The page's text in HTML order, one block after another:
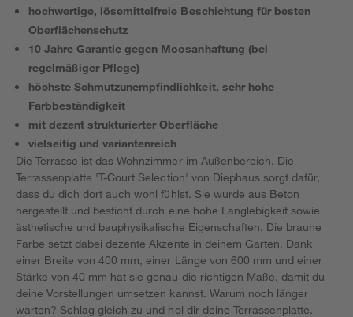
hochwertige, lösemittelfreie Beschichtung für besten
Oberflächenschutz
10 Jahre Garantie gegen Moosanhaftung (bei
regelmäßiger Pflege)
höchste Schmutzunempfindlichkeit, sehr hohe
Farbbeständigkeit
mit dezent strukturierter Oberfläche
vielseitig und variantenreich
Die Terrasse ist das Wohnzimmer im Außenbereich. Die
Terrassenplatte 'T-Court Selection' von Diephaus sorgt dafür,
dass du dich dort auch wohl fühlst. Sie wurde aus Beton
hergestellt und besticht durch eine hohe Langlebigkeit sowie
ästhetische und bauphysikalische Eigenschaften. Die braune
Farbe setzt dabei dezente Akzente in deinem Garten. Dank
einer Breite von 400 mm, einer Länge von 600 mm und einer
Stärke von 40 mm hat sie genau die richtigen Maße, damit du
deine Vorstellungen umsetzen kannst. Warum noch länger
warten? Schlag gleich zu und hol dir deine Terrassenplatte.